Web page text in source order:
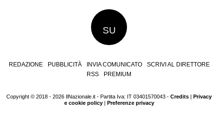
SU
REDAZIONE PUBBLICITÀ INVIA COMUNICATO
SCRIVI AL DIRETTORE
RSS
PREMIUM
Copyright © 2018 - 2026 IlNazionale.it - Partita Iva: IT 03401570043 - Credits
Privacy
e cookie policy| Preferenze privacy